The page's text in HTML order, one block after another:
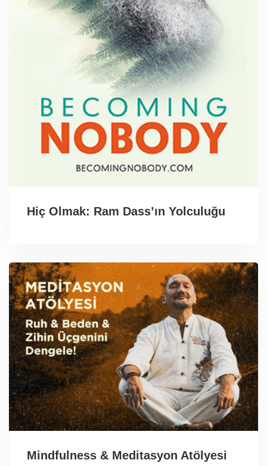
Hiç Olmak: Ram Dass’ın Yolculuğu
Mindfulness & Meditasyon Atölyesi